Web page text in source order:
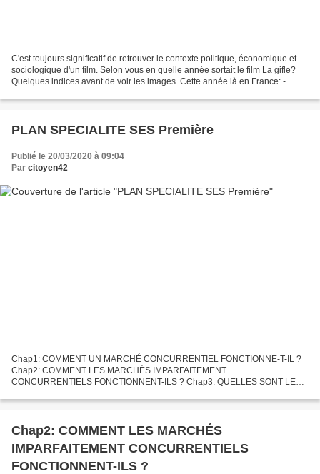
C'est toujours significatif de retrouver le contexte politique, économique et
sociologique d'un film. Selon vous en quelle année sortait le film La gifle?
Quelques indices avant de voir les images. Cette année là en France: -
PLAN SPECIALITE SES Première
Publié le 20/03/2020 à 09:04
Par citoyen42
Chap1: COMMENT UN MARCHÉ CONCURRENTIEL FONCTIONNE-T-IL ?
Chap2: COMMENT LES MARCHÉS IMPARFAITEMENT
CONCURRENTIELS FONCTIONNENT-ILS ? Chap3: QUELLES SONT LES
AGENTS ÉCONOMIQUES SE FINANCENT-ILS ?Chap5:...
Chap2: COMMENT LES MARCHÉS
IMPARFAITEMENT CONCURRENTIELS
FONCTIONNENT-ILS ?